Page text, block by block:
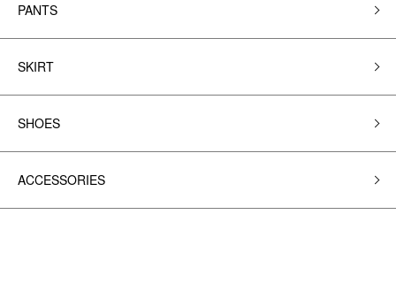
PANTS
SKIRT
SHOES
ACCESSORIES